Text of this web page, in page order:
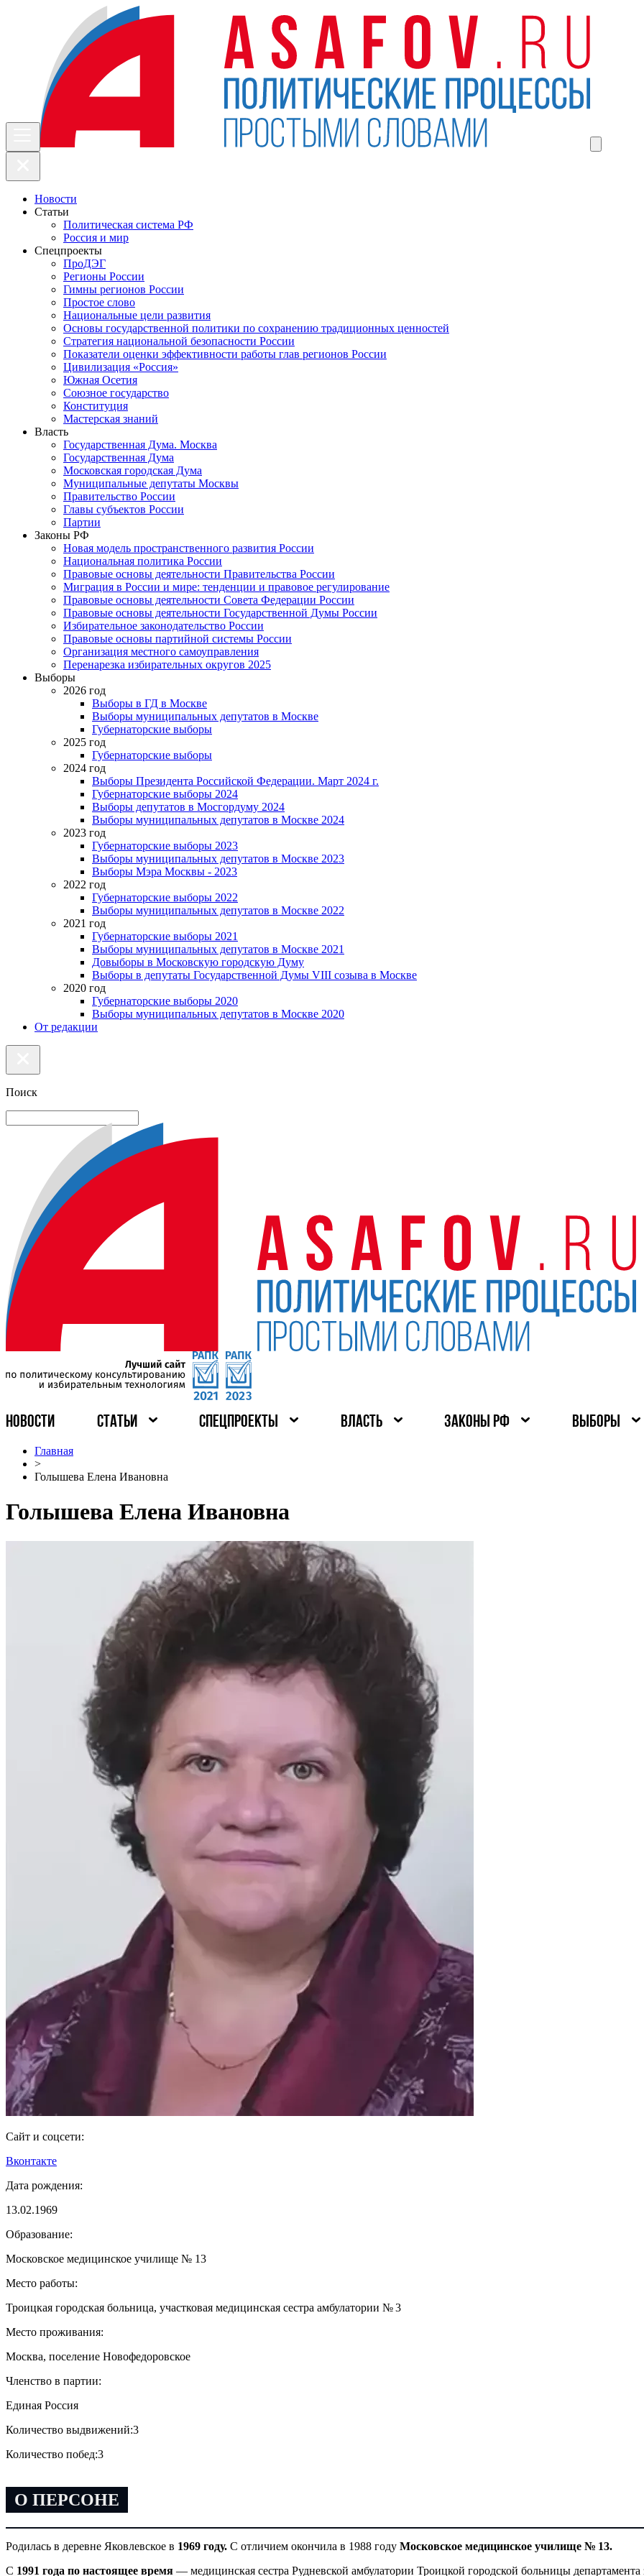
Новости
Статьи
Политическая система РФ
Россия и мир
Спецпроекты
ПроДЭГ
Регионы России
Гимны регионов России
Простое слово
Национальные цели развития
Основы государственной политики по сохранению традиционных ценностей
Стратегия национальной безопасности России
Показатели оценки эффективности работы глав регионов России
Цивилизация «Россия»
Южная Осетия
Союзное государство
Конституция
Мастерская знаний
Власть
Государственная Дума. Москва
Государственная Дума
Московская городская Дума
Муниципальные депутаты Москвы
Правительство России
Главы субъектов России
Партии
Законы РФ
Новая модель пространственного развития России
Национальная политика России
Правовые основы деятельности Правительства России
Миграция в России и мире: тенденции и правовое регулирование
Правовые основы деятельности Совета Федерации России
Правовые основы деятельности Государственной Думы России
Избирательное законодательство России
Правовые основы партийной системы России
Организация местного самоуправления
Перенарезка избирательных округов 2025
Выборы
2026 год
Выборы в ГД в Москве
Выборы муниципальных депутатов в Москве
Губернаторские выборы
2025 год
Губернаторские выборы
2024 год
Выборы Президента Российской Федерации. Март 2024 г.
Губернаторские выборы 2024
Выборы депутатов в Мосгордуму 2024
Выборы муниципальных депутатов в Москве 2024
2023 год
Губернаторские выборы 2023
Выборы муниципальных депутатов в Москве 2023
Выборы Мэра Москвы - 2023
2022 год
Губернаторские выборы 2022
Выборы муниципальных депутатов в Москве 2022
2021 год
Губернаторские выборы 2021
Выборы муниципальных депутатов в Москве 2021
Довыборы в Московскую городскую Думу
Выборы в депутаты Государственной Думы VIII созыва в Москве
2020 год
Губернаторские выборы 2020
Выборы муниципальных депутатов в Москве 2020
От редакции
Поиск
НОВОСТИ СТАТЬИ СПЕЦПРОЕКТЫ ВЛАСТЬ ЗАКОНЫ РФ ВЫБОРЫ
Главная
>
Голышева Елена Ивановна
Голышева Елена Ивановна
Сайт и соцсети:
Вконтакте
Дата рождения:
13.02.1969
Образование:
Московское медицинское училище № 13
Место работы:
Троицкая городская больница, участковая медицинская сестра амбулатории № 3
Место проживания:
Москва, поселение Новофедоровское
Членство в партии:
Единая Россия
Количество выдвижений:3
Количество побед:3
О ПЕРСОНЕ
Родилась в деревне Яковлевское в 1969 году. С отличием окончила в 1988 году Московское медицинское училище № 13.
С 1991 года по настоящее время — медицинская сестра Рудневской амбулатории Троицкой городской больницы